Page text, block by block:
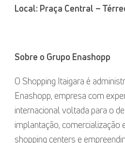
Local: Praça Central – Té
Sobre o Grupo Enashopp
O Shopping Itaigara é
Enashopp, empresa com
internacional voltada para o
implantação, comercialização
shopping centers e